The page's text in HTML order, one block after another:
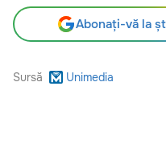
Abonați-vă la
Sursă Unimedia